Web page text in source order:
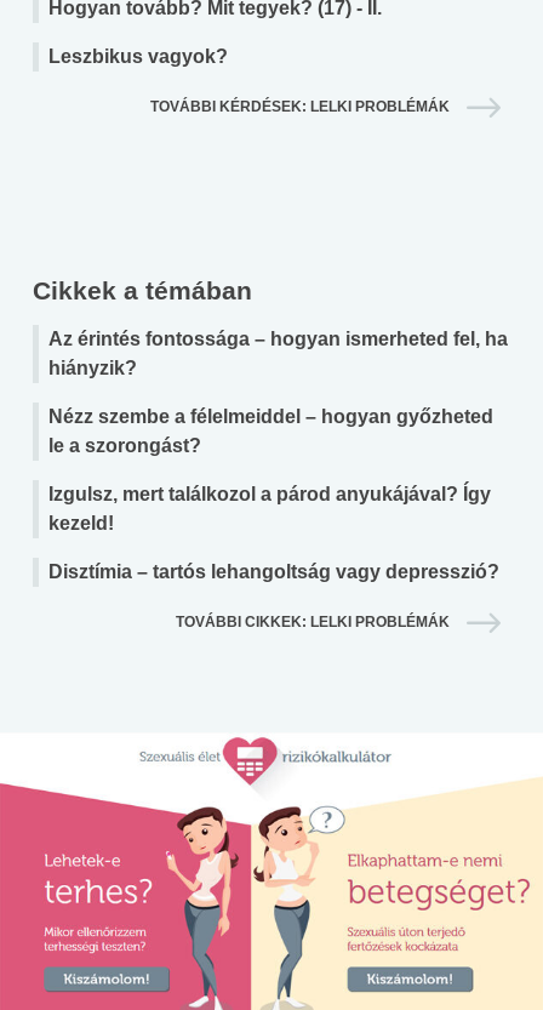
Hogyan tovább? Mit tegyek? (17) - II.
Leszbikus vagyok?
TOVÁBBI KÉRDÉSEK: LELKI PROBLÉMÁK
Cikkek a témában
Az érintés fontossága – hogyan ismerheted fel, ha
hiányzik?
Nézz szembe a félelmeiddel – hogyan győzheted
le a szorongást?
Izgulsz, mert találkozol a párod anyukájával? Így
kezeld!
Disztímia – tartós lehangoltság vagy depresszió?
TOVÁBBI CIKKEK: LELKI PROBLÉMÁK